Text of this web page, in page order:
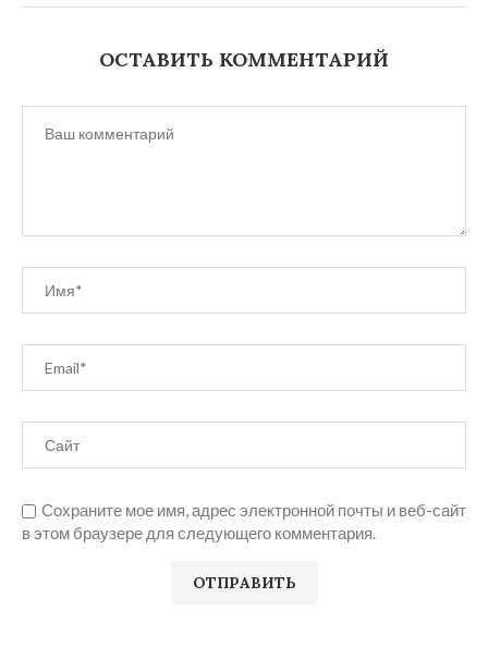
ОСТАВИТЬ КОММЕНТАРИЙ
Сохраните мое имя, адрес электронной почты и веб-сайт
в этом браузере для следующего комментария.